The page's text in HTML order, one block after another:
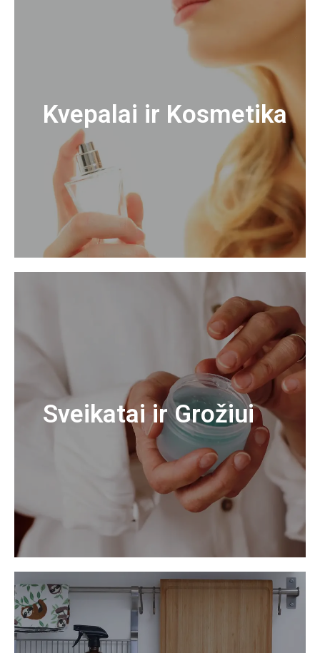
Kvepalai ir Kosmetika
Sveikatai ir Grožiui